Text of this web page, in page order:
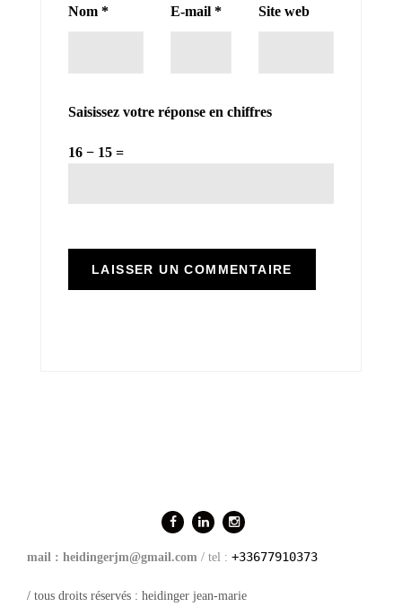
Nom * E-mail * Site web
Saisissez votre réponse en chiffres
16 − 15 =
mail : heidingerjm@gmail.com / tel : +33677910373
/ tous droits réservés : heidinger jean-marie